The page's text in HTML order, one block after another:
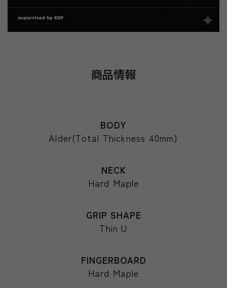
商品情報
BODY
Alder(Total Thickness 40mm)
NECK
Hard Maple
GRIP SHAPE
Thin U
FINGERBOARD
Hard Maple